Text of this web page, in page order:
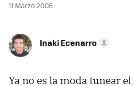
11 Marzo 2005
Inaki Ecenarro
Ya no es la moda tunear